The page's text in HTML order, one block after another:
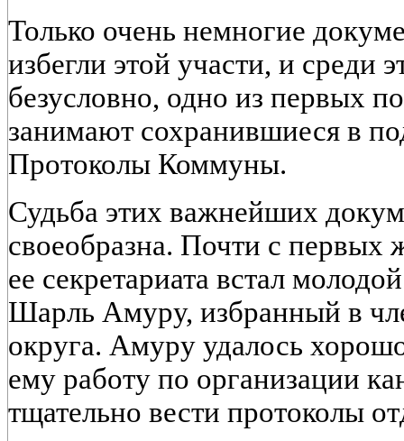
Только очень немногие
избегли этой участи, и среди
безусловно, одно из первых
занимают сохранившиеся в
Протоколы Коммуны.
Судьба этих важнейших
своеобразна. Почти с
ее секретариата встал
Шарль Амуру, избранный в
округа. Амуру удалось
ему работу по организации
тщательно вести протоколы